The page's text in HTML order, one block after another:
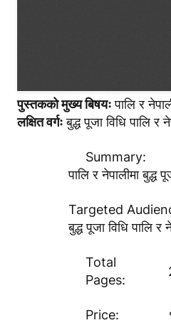
पुस्तकको मुख्य बिषयःपालि र
लक्षित वर्गःबुद्ध पूजा विधि पालि र
Summary:
पालि र नेपालीमा बुद्ध
Targeted
बुद्ध पूजा विधि पालि र
Total
Pages:
Price: